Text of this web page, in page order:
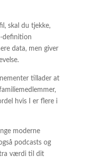
skal du tjekke,
definition
data, men giver
tillader at
hvis I er flere i
moderne
podcasts og
værdi til dit